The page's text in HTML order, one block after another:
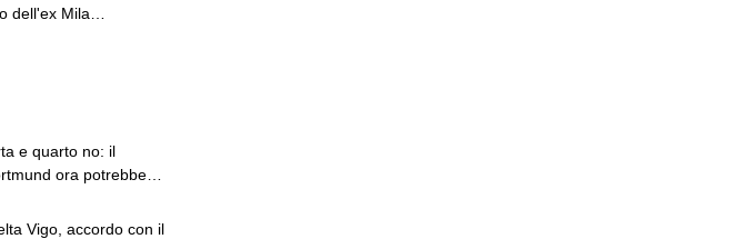
dell'ex Milan
e quarto no: il
ora potrebbe
Vigo, accordo con il